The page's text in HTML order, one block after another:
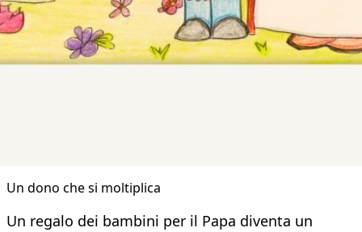
Un dono che si moltiplica
Un regalo dei bambini per il Papa diventa un